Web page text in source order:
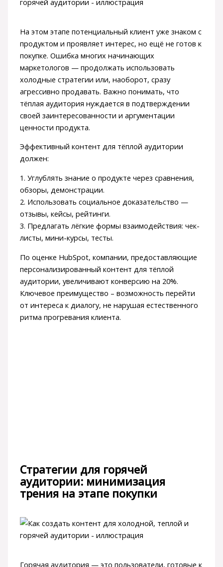
На этом этапе потенциальный клиент уже знаком с
продуктом и проявляет интерес, но ещё не готов к
покупке. Ошибка многих начинающих
маркетологов — продолжать использовать
холодные стратегии или, наоборот, сразу
агрессивно продавать. Важно понимать, что
тёплая аудитория нуждается в подтверждении
своей заинтересованности и аргументации
ценности продукта.
Эффективный контент для тёплой аудитории
должен:
1. Углублять знание о продукте через сравнения,
обзоры, демонстрации.
2. Использовать социальное доказательство —
отзывы, кейсы, рейтинги.
3. Предлагать лёгкие формы взаимодействия: чек-
листы, мини-курсы, тесты.
По оценке HubSpot, компании, предоставляющие
персонализированный контент для тёплой
аудитории, увеличивают конверсию на 20%.
Ключевое преимущество – возможность перейти
от интереса к диалогу, не нарушая естественного
ритма прогревания клиента.
Стратегии для горячей
аудитории: минимизация
трения на этапе покупки
Горячая аудитория — это пользователи, готовые к